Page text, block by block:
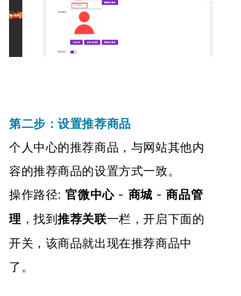
第二步：设置推荐商品
个人中心的推荐商品，与网站其他内
容的推荐商品的设置方式一致。
操作路径:官微中心- 商城 -商品管
理 ，找到推荐关联一栏，开启下面的
开关，该商品就出现在推荐商品中
了。